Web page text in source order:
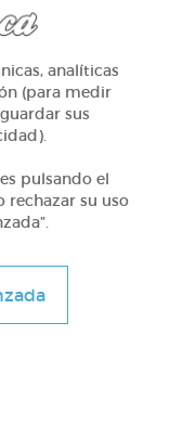
analíticas
(para medir
sus
pulsando el
rechazar su uso